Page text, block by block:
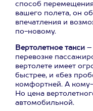
способ
вашего полета, он
впечатления и
по-новому.
Вертолетное такси –
перевозке
вертолете имеет
быстрее, и «без
комфортней. А кому-
Но цена
автомобильной.